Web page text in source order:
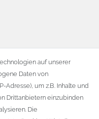
auf unserer
Daten von
Adresse), um z.B. Inhalte und
Drittanbietern einzubinden
Die